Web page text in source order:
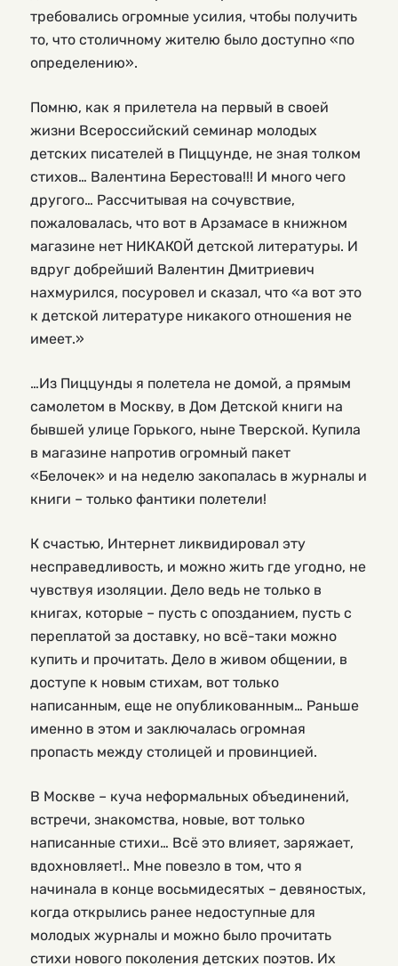
требовались огромные усилия, чтобы получить
то, что столичному жителю было доступно «по
определению».
Помню, как я прилетела на первый в своей
жизни Всероссийский семинар молодых
детских писателей в Пиццунде, не зная толком
стихов… Валентина Берестова!!! И много чего
другого… Рассчитывая на сочувствие,
пожаловалась, что вот в Арзамасе в книжном
магазине нет НИКАКОЙ детской литературы. И
вдруг добрейший Валентин Дмитриевич
нахмурился, посуровел и сказал, что «а вот это
к детской литературе никакого отношения не
имеет.»
…Из Пиццунды я полетела не домой, а прямым
самолетом в Москву, в Дом Детской книги на
бывшей улице Горького, ныне Тверской. Купила
в магазине напротив огромный пакет
«Белочек» и на неделю закопалась в журналы и
книги – только фантики полетели!
К счастью, Интернет ликвидировал эту
несправедливость, и можно жить где угодно, не
чувствуя изоляции. Дело ведь не только в
книгах, которые – пусть с опозданием, пусть с
переплатой за доставку, но всё-таки можно
купить и прочитать. Дело в живом общении, в
доступе к новым стихам, вот только
написанным, еще не опубликованным… Раньше
именно в этом и заключалась огромная
пропасть между столицей и провинцией.
В Москве – куча неформальных объединений,
встречи, знакомства, новые, вот только
написанные стихи… Всё это влияет, заряжает,
вдохновляет!.. Мне повезло в том, что я
начинала в конце восьмидесятых – девяностых,
когда открылись ранее недоступные для
молодых журналы и можно было прочитать
стихи нового поколения детских поэтов. Их